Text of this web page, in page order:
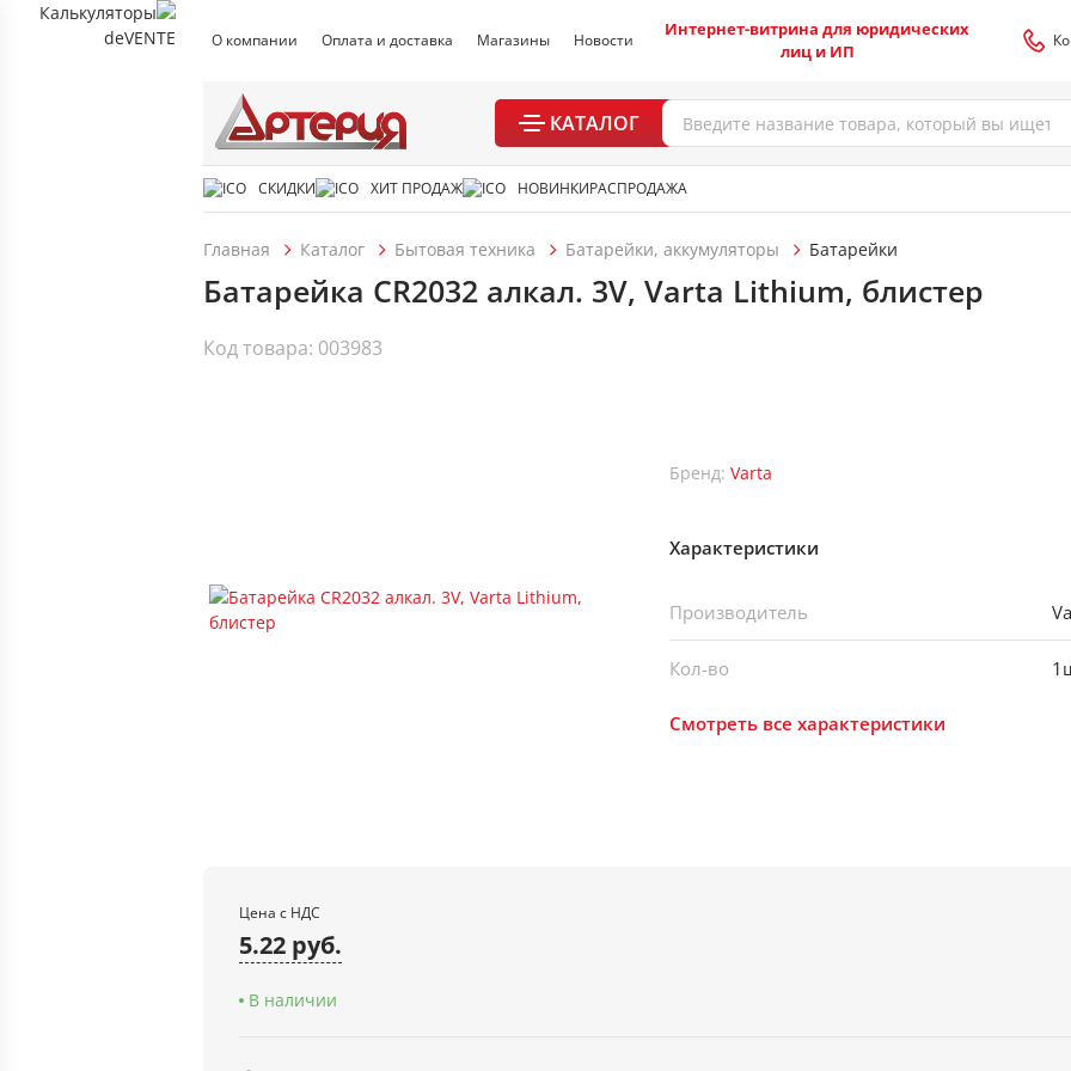
О компании Оплата и доставка Магазины Новости
Интернет-витрина для юридических
лиц и ИП
КАТАЛОГ
СКИДКИ ХИТ ПРОДАЖ НОВИНКИРАСПРОДАЖА
Главная Каталог Бытовая техника Батарейки, аккумуляторы Батарейки
Батарейка CR2032 алкал. 3V, Varta Lithium, блистер
Код товара: 003983
Бренд: Varta
Характеристики
Производитель
Кол-во
Смотреть все характеристики
Цена с НДС
5.22 руб.
В наличии